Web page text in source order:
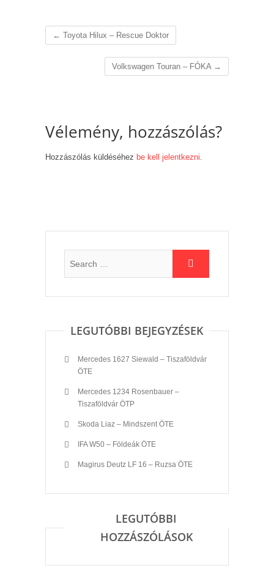
← Toyota Hilux – Rescue Doktor
Volkswagen Touran – FÓKA →
Vélemény, hozzászólás?
Hozzászólás küldéséhez be kell jelentkezni
LEGUTÓBBI BEJEGYZÉSEK
Mercedes 1627 Siewald – Tiszaföldvár
ÖTE
Mercedes 1234 Rosenbauer –
Tiszaföldvár ÖTP
Skoda Liaz – Mindszent ÖTE
IFA W50 – Földeák ÖTE
Magirus Deutz LF 16 – Ruzsa ÖTE
LEGUTÓBBI
HOZZÁSZÓLÁSOK